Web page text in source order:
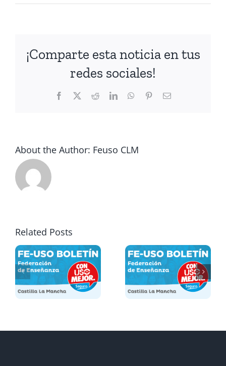
¡Comparte esta noticia en tus
redes sociales!
Facebook RedditLinkedInWhatsApp
PinterestEmail
About the Author: Feuso CLM
Related Posts
BOLETIN
SINDICAL
BOLETIN
SINDICAL